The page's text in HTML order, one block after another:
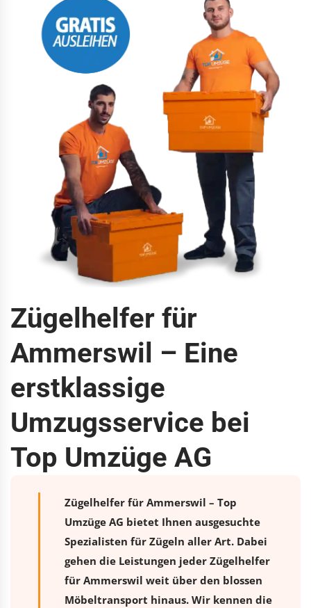
Zügelhelfer für
Ammerswil – Eine
erstklassige
Umzugsservice bei
Top Umzüge AG
Zügelhelfer für Ammerswil – Top
Umzüge AG bietet Ihnen ausgesuchte
Spezialisten für Zügeln aller Art. Dabei
gehen die Leistungen jeder Zügelhelfer
für Ammerswil weit über den blossen
Möbeltransport hinaus. Wir kennen die